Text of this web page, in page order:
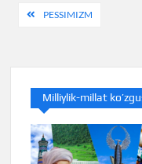
PostPESSIMIZM
Milliylik-millat